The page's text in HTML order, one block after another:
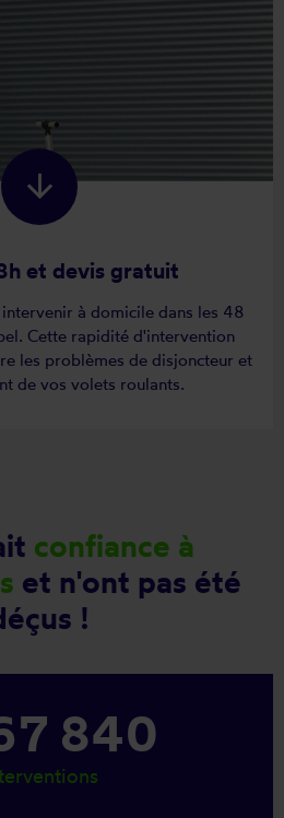
et devis gratuit
à domicile dans les 48
Cette rapidité d'intervention
les problèmes de disjoncteur et
de vos volets roulants.
confiance à
et n'ont pas été
!
840